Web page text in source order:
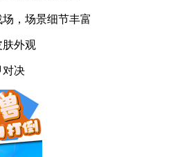
，场景细节丰富
肤外观
对决